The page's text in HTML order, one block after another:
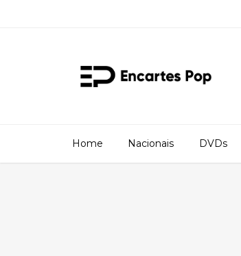
Home Nacionais DVDs